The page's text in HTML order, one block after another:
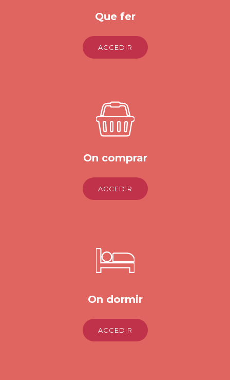
Que fer
ACCEDIR
On comprar
ACCEDIR
On dormir
ACCEDIR